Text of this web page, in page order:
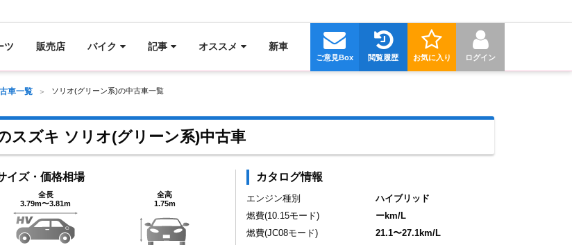
ツ 販売店 バイク 記事 オススメ 新車
ログイン
お気に入り
閲覧履歴
ご意見Box
車一覧 ソリオ(グリーン系)の中古車一覧
スズキ ソリオ(グリーン系)中古車
イズ・価格相場
全長
3.79m〜3.81m
全高
1.75m
カタログ情報
エンジン種別
ハイブリッド
燃費(10.15モード)
ーkm/L
燃費(JC08モード)
21.1〜27.1km/L